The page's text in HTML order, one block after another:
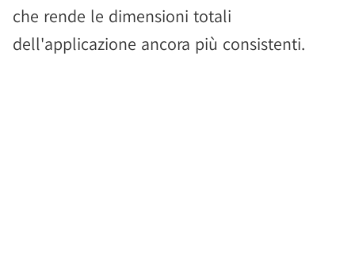
che rende le dimensioni totali
dell'applicazione ancora più consistenti.